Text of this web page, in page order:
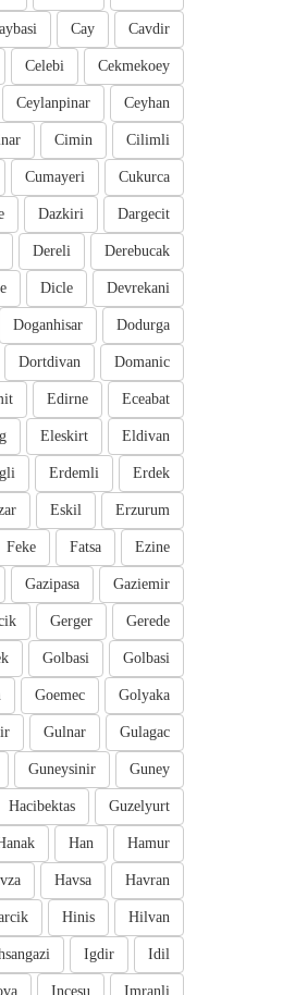
Cavdir
Cay
Cekmekoey
Celebi
Ceyhan
Ceylanpinar
Cilimli
Cimin
Cukurca
Cumayeri
Dargecit
Dazkiri
Derebucak
Dereli
Devrekani
Dicle
Dodurga
Doganhisar
Domanic
Dortdivan
Eceabat
Edirne
Eldivan
Eleskirt
Erdek
Erdemli
Erzurum
Eskil
Ezine
Fatsa
Feke
Gaziemir
Gazipasa
Gerede
Gerger
Golbasi
Golbasi
Golyaka
Goemec
Gulagac
Gulnar
Guney
Guneysinir
Guzelyurt
Hacibektas
Hamur
Han
Havran
Havsa
Hilvan
Hinis
Idil
Igdir
Imranli
Incesu